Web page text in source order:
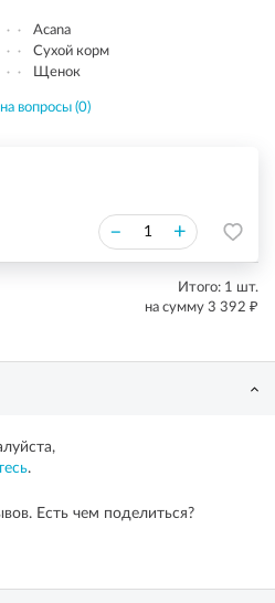
Acana
Сухой корм
Щенок
вопросы (0)
– +
Итого: 1 шт.
на сумму 3 392 ₽
.
Есть чем поделиться?